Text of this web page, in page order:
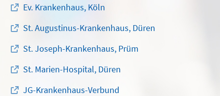
Ev. Krankenhaus, Köln
St. Augustinus-Krankenhaus, Düren
St. Joseph-Krankenhaus, Prüm
St. Marien-Hospital, Düren
JG-Krankenhaus-Verbund